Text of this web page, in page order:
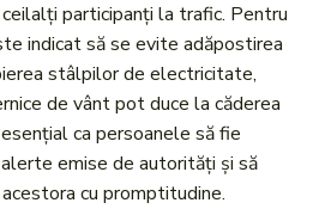
participanți la trafic. Pentru
indicat să se evite adăpostirea
stâlpilor de electricitate,
de vânt pot duce la căderea
ca persoanele să fie
emise de autorități și să
cu promptitudine.